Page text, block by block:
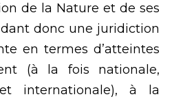
de la Nature et de ses
donc une juridiction
en termes d’atteintes
(à la fois nationale,
internationale), à la